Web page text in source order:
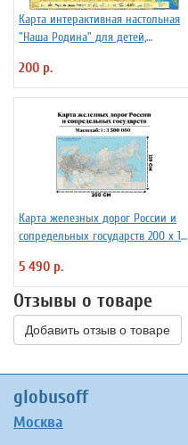
Карта интерактивная настольная
"Наша Родина" для детей,
200 р.
Карта железных дорог России и
сопредельных государств 200 х 119
5 490 р.
Отзывы о товаре
Добавить отзыв о товаре
globusoff
Москва